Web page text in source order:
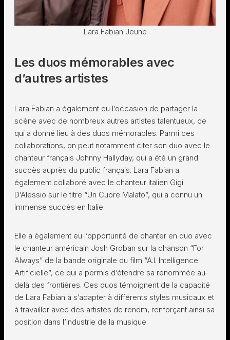
Lara Fabian Jeune
Les duos mémorables avec
d’autres artistes
Lara Fabian a également eu l’occasion de partager la
scène avec de nombreux autres artistes talentueux, ce
qui a donné lieu à des duos mémorables. Parmi ces
collaborations, on peut notamment citer son duo avec le
chanteur français Johnny Hallyday, qui a été un grand
succès auprès du public français. Lara Fabian a
également collaboré avec le chanteur italien Gigi
D’Alessio sur le titre “Un Cuore Malato”, qui a connu un
immense succès en Italie.
Elle a également eu l’opportunité de chanter en duo avec
le chanteur américain Josh Groban sur la chanson “For
Always” de la bande originale du film “A.I. Intelligence
Artificielle”, ce qui a permis d’étendre sa renommée au-
delà des frontières. Ces duos témoignent de la capacité
de Lara Fabian à s’adapter à différents styles musicaux et
à travailler avec des artistes de renom, renforçant ainsi sa
position dans l’industrie de la musique.